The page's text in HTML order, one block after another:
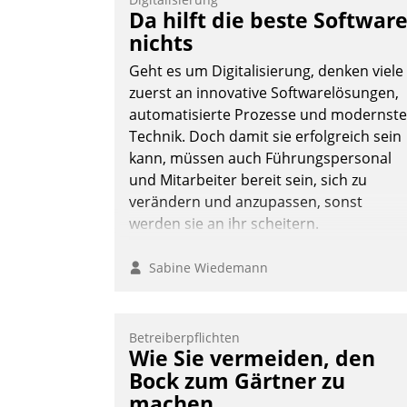
Teilnehmer kurzweilige Einblicke in
innovative Cloud-Strategien und -
Lösungen mit hohem Zukunftspotenzial.
Andreas Lerchner
Da hilft die beste Software
nichts
Geht es um Digitalisierung, denken viele
zuerst an innovative Softwarelösungen,
automatisierte Prozesse und modernste
Technik. Doch damit sie erfolgreich sein
kann, müssen auch Führungspersonal
und Mitarbeiter bereit sein, sich zu
verändern und anzupassen, sonst
werden sie an ihr scheitern.
Sabine Wiedemann
Betreiberpflichten
Wie Sie vermeiden, den
Bock zum Gärtner zu